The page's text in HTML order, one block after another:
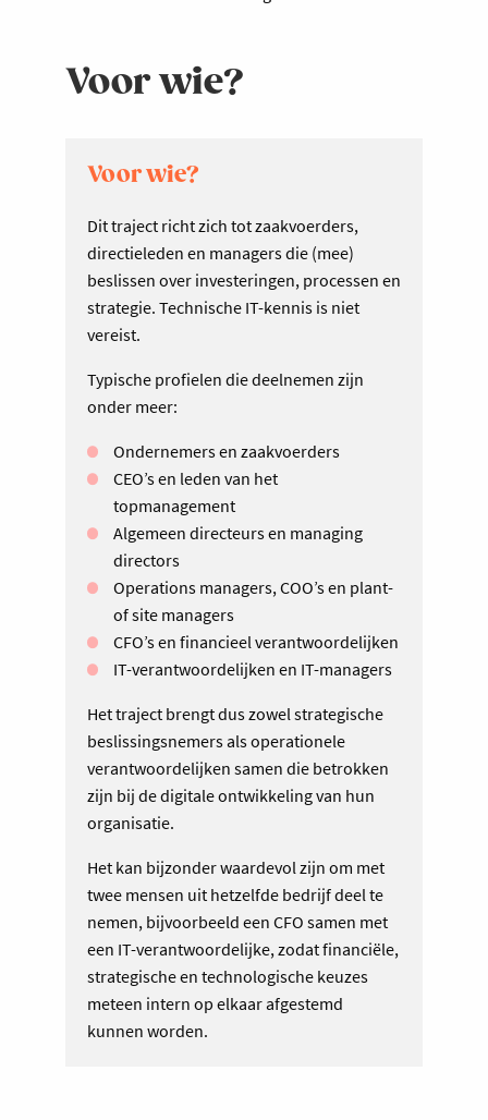
Voor wie?
Voor wie?
Dit traject richt zich tot zaakvoerders,
directieleden en managers die (mee)
beslissen over investeringen, processen en
strategie. Technische IT-kennis is niet
vereist.
Typische profielen die deelnemen zijn
onder meer:
Ondernemers en zaakvoerders
CEO’s en leden van het
topmanagement
Algemeen directeurs en managing
directors
Operations managers, COO’s en plant-
of site managers
CFO’s en financieel verantwoordelijken
IT-verantwoordelijken en IT-managers
Het traject brengt dus zowel strategische
beslissingsnemers als operationele
verantwoordelijken samen die betrokken
zijn bij de digitale ontwikkeling van hun
organisatie.
Het kan bijzonder waardevol zijn om met
twee mensen uit hetzelfde bedrijf deel te
nemen, bijvoorbeeld een CFO samen met
een IT-verantwoordelijke, zodat financiële,
strategische en technologische keuzes
meteen intern op elkaar afgestemd
kunnen worden.